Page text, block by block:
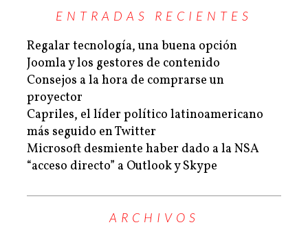
ENTRADAS RECIENTES
Regalar tecnología, una buena opción
Joomla y los gestores de contenido
Consejos a la hora de comprarse un
proyector
Capriles, el líder político latinoamericano
más seguido en Twitter
Microsoft desmiente haber dado a la NSA
“acceso directo” a Outlook y Skype
ARCHIVOS